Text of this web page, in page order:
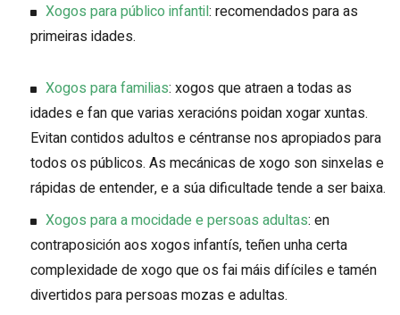
Xogos para público infantil: recomendados para as
primeiras idades.
Xogos para familias: xogos que atraen a todas as
idades e fan que varias xeracións poidan xogar xuntas.
Evitan contidos adultos e céntranse nos apropiados para
todos os públicos. As mecánicas de xogo son sinxelas e
rápidas de entender, e a súa dificultade tende a ser baixa.
Xogos para a mocidade e persoas adultas: en
contraposición aos xogos infantís, teñen unha certa
complexidade de xogo que os fai máis difíciles e tamén
divertidos para persoas mozas e adultas.